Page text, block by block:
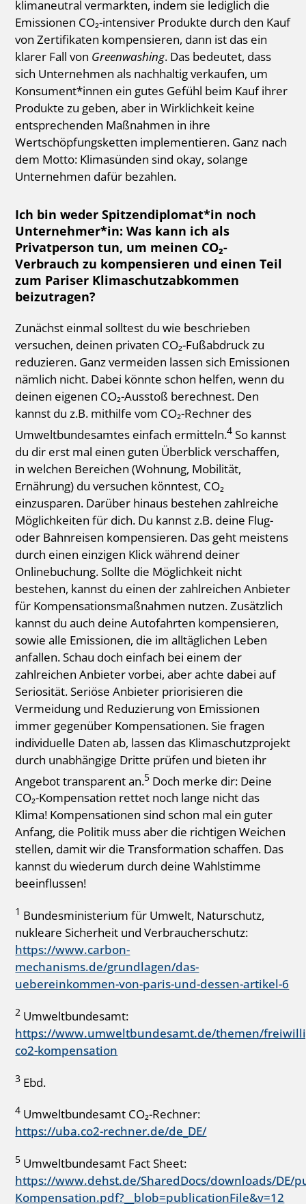
klimaneutral vermarkten, indem sie lediglich die
Emissionen CO₂-intensiver Produkte durch den Kauf
von Zertifikaten kompensieren, dann ist das ein
klarer Fall von Greenwashing. Das bedeutet, dass
sich Unternehmen als nachhaltig verkaufen, um
Konsument*innen ein gutes Gefühl beim Kauf ihrer
Produkte zu geben, aber in Wirklichkeit keine
entsprechenden Maßnahmen in ihre
Wertschöpfungsketten implementieren. Ganz nach
dem Motto: Klimasünden sind okay, solange
Unternehmen dafür bezahlen.
Ich bin weder Spitzendiplomat*in noch
Unternehmer*in: Was kann ich als
Privatperson tun, um meinen CO₂-
Verbrauch zu kompensieren und einen Teil
zum Pariser Klimaschutzabkommen
beizutragen?
Zunächst einmal solltest du wie beschrieben
versuchen, deinen privaten CO₂-Fußabdruck zu
reduzieren. Ganz vermeiden lassen sich Emissionen
nämlich nicht. Dabei könnte schon helfen, wenn du
deinen eigenen CO₂-Ausstoß berechnest. Den
kannst du z.B. mithilfe vom CO₂-Rechner des
Umweltbundesamtes einfach ermitteln.4 So kannst
du dir erst mal einen guten Überblick verschaffen,
in welchen Bereichen (Wohnung, Mobilität,
Ernährung) du versuchen könntest, CO₂
einzusparen. Darüber hinaus bestehen zahlreiche
Möglichkeiten für dich. Du kannst z.B. deine Flug-
oder Bahnreisen kompensieren. Das geht meistens
durch einen einzigen Klick während deiner
Onlinebuchung. Sollte die Möglichkeit nicht
bestehen, kannst du einen der zahlreichen Anbieter
für Kompensationsmaßnahmen nutzen. Zusätzlich
kannst du auch deine Autofahrten kompensieren,
sowie alle Emissionen, die im alltäglichen Leben
anfallen. Schau doch einfach bei einem der
zahlreichen Anbieter vorbei, aber achte dabei auf
Seriosität. Seriöse Anbieter priorisieren die
Vermeidung und Reduzierung von Emissionen
immer gegenüber Kompensationen. Sie fragen
individuelle Daten ab, lassen das Klimaschutzprojekt
durch unabhängige Dritte prüfen und bieten ihr
Angebot transparent an.5 Doch merke dir: Deine
CO₂-Kompensation rettet noch lange nicht das
Klima! Kompensationen sind schon mal ein guter
Anfang, die Politik muss aber die richtigen Weichen
stellen, damit wir die Transformation schaffen. Das
kannst du wiederum durch deine Wahlstimme
beeinflussen!
1 Bundesministerium für Umwelt, Naturschutz,
nukleare Sicherheit und Verbraucherschutz:
https://www.carbon-
mechanisms.de/grundlagen/das-
uebereinkommen-von-paris-und-dessen-artikel-6
2 Umweltbundesamt:
https://www.umweltbundesamt.de/themen/
co2-kompensation
3 Ebd.
4 Umweltbundesamt CO₂-Rechner:
https://uba.co2-rechner.de/de_DE/
5 Umweltbundesamt Fact Sheet:
https://www.dehst.de/SharedDocs/downloads/DE/
Kompensation.pdf?__blob=publicationFile&v=12